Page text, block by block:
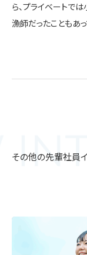
ら、プライベートで
漁師だったこともあ
その他の先輩社員